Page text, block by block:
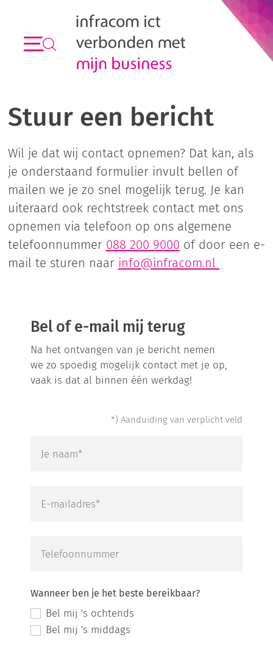
Stuur een bericht
Wil je dat wij contact opnemen? Dat kan, als
je onderstaand formulier invult bellen of
mailen we je zo snel mogelijk terug. Je kan
uiteraard ook rechtstreek contact met ons
opnemen via telefoon op ons algemene
telefoonnummer 088 200 9000 of door een e-
mail te sturen naar info@infracom.nl
Bel of e-mail mij terug
Na het ontvangen van je bericht nemen
we zo spoedig mogelijk contact met je op,
vaak is dat al binnen één werkdag!
Ben je geen robot? Laat dit veld dan leeg.
*) Aanduiding van verplicht veld
Je naam*
E-mailadres*
Telefoonnummer
Wanneer ben je het beste bereikbaar?
Bel mij 's ochtends
Bel mij 's middags